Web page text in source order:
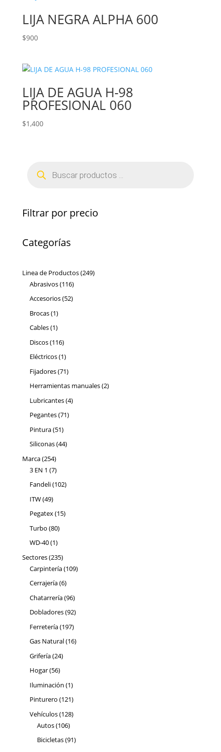
LIJA NEGRA ALPHA 600
$900
LIJA DE AGUA H-98
PROFESIONAL 060
$1,400
productos
Filtrar por precio
Categorías
Linea de Productos 249249
Abrasivos 116116
productos
Accesorios 5252
Brocas 11
producto
Cables 11
producto
Discos 116116
productos
Eléctricos 11
producto
Fijadores 7171
productos
Herramientas manuales 22
Lubricantes 44
Pegantes 7171
Pintura 5151
productos
Siliconas 4444
Marca 254254
productos
3 EN 1 77
productos
Fandeli 102102
ITW 4949
productos
Pegatex 1515
Turbo 8080
productos
WD-40 11
producto
Sectores 235235
productos
Carpintería 109109
Cerrajería 66
productos
Chatarrería 9696
productos
Dobladores 9292
Ferretería 197197
productos
Gas Natural 1616
Grifería 2424
Hogar 5656
productos
Iluminación 11
producto
Pinturero 121121
productos
Vehículos 128128
Autos 106106
productos
Bicicletas 9191